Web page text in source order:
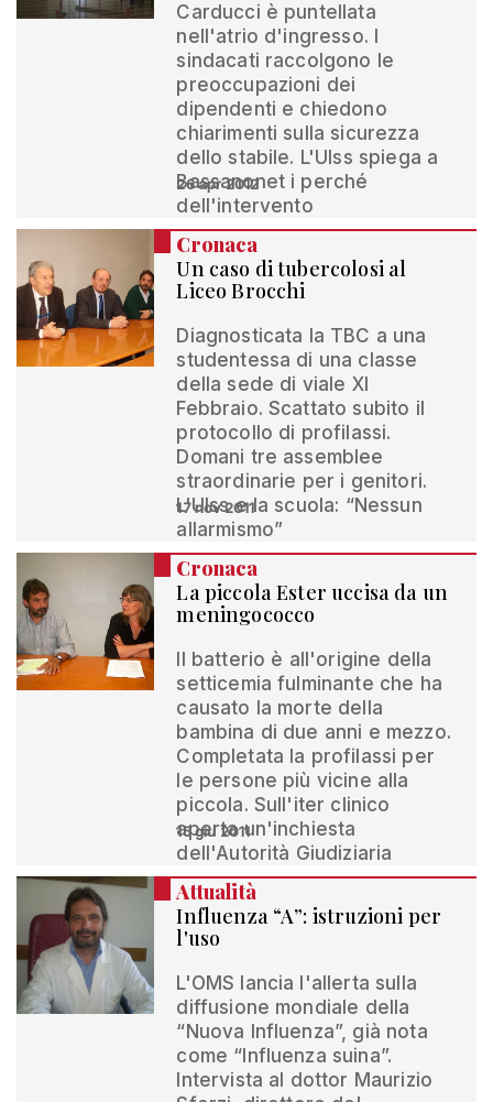
Carducci è puntellata
nell'atrio d'ingresso. I
sindacati raccolgono le
preoccupazioni dei
dipendenti e chiedono
chiarimenti sulla sicurezza
dello stabile. L'Ulss spiega a
Bassanonet i perché
dell'intervento
26 apr 2012
Cronaca
Un caso di tubercolosi al
Liceo Brocchi
Diagnosticata la TBC a una
studentessa di una classe
della sede di viale XI
Febbraio. Scattato subito il
protocollo di profilassi.
Domani tre assemblee
straordinarie per i genitori.
L'Ulss e la scuola: “Nessun
allarmismo”
17 nov 2011
Cronaca
La piccola Ester uccisa da un
meningococco
Il batterio è all'origine della
setticemia fulminante che ha
causato la morte della
bambina di due anni e mezzo.
Completata la profilassi per
le persone più vicine alla
piccola. Sull'iter clinico
aperta un'inchiesta
dell'Autorità Giudiziaria
15 giu 2011
Attualità
Influenza “A”: istruzioni per
l'uso
L'OMS lancia l'allerta sulla
diffusione mondiale della
“Nuova Influenza”, già nota
come “Influenza suina”.
Intervista al dottor Maurizio